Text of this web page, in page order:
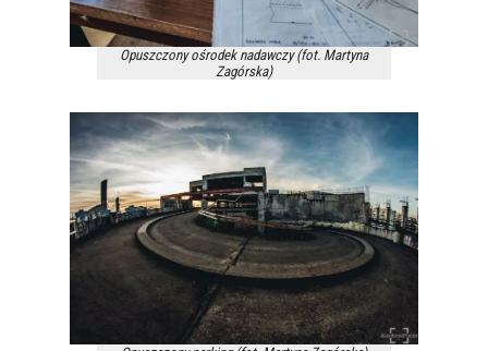
Opuszczony ośrodek nadawczy (fot. Martyna
Zagórska)